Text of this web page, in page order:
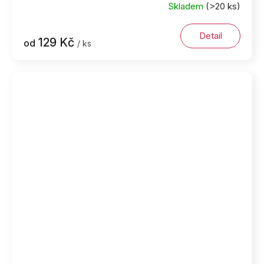
Skladem (>20 ks)
od 129 Kč / ks
Detail